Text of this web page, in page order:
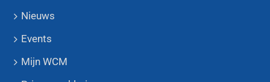
Nieuws
Events
Mijn WCM